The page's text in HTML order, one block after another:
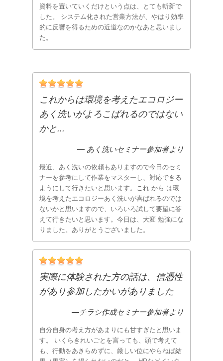
資料を置いていくだけという点は、とても斬新で
した。 システム化された営業方法が、やはり効率
的に反響を得るための近道なのかなあと思いまし
た。
これからは環境を考えたエコロジー
あく洗いがよろこばれるのではない
かと...
― あく洗いセミナー参加者より
最近、あく洗いの依頼もありますので今日のセミ
ナーを参考にして作業をマスターし、対応できる
ようにして行きたいと思います。これ から は環
境を考えたエコロジーあく洗いが喜ばれるのでは
ないかと思いますので、いろいろ試して要望に答
えて行きたいと思います。今日は、大変 勉強にな
りました。ありがとうございました。
実際に体験された方の話は、信憑性
があり参加したかいがありました
―チラシ作成セミナー参加者より
自分自身の考え方があまりにも甘すぎたと思いま
す。 いくらきれいごとを言っても、頭で考えて
も、行動をあきらめずに、厳しい位にやらねば結